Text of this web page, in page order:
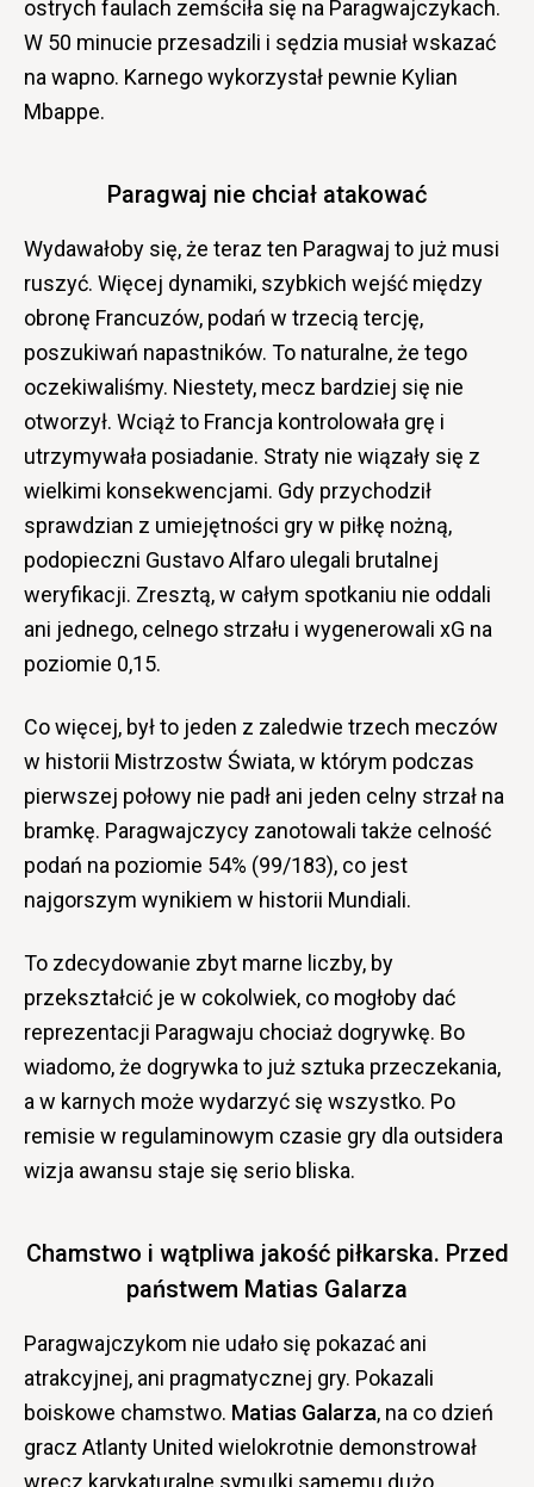
ostrych faulach zemściła się na Paragwajczykach.
W 50 minucie przesadzili i sędzia musiał wskazać
na wapno. Karnego wykorzystał pewnie Kylian
Mbappe.
Paragwaj nie chciał atakować
Wydawałoby się, że teraz ten Paragwaj to już musi
ruszyć. Więcej dynamiki, szybkich wejść między
obronę Francuzów, podań w trzecią tercję,
poszukiwań napastników. To naturalne, że tego
oczekiwaliśmy. Niestety, mecz bardziej się nie
otworzył. Wciąż to Francja kontrolowała grę i
utrzymywała posiadanie. Straty nie wiązały się z
wielkimi konsekwencjami. Gdy przychodził
sprawdzian z umiejętności gry w piłkę nożną,
podopieczni Gustavo Alfaro ulegali brutalnej
weryfikacji. Zresztą, w całym spotkaniu nie oddali
ani jednego, celnego strzału i wygenerowali xG na
poziomie 0,15.
Co więcej, był to jeden z zaledwie trzech meczów
w historii Mistrzostw Świata, w którym podczas
pierwszej połowy nie padł ani jeden celny strzał na
bramkę. Paragwajczycy zanotowali także celność
podań na poziomie 54% (99/183), co jest
najgorszym wynikiem w historii Mundiali.
To zdecydowanie zbyt marne liczby, by
przekształcić je w cokolwiek, co mogłoby dać
reprezentacji Paragwaju chociaż dogrywkę. Bo
wiadomo, że dogrywka to już sztuka przeczekania,
a w karnych może wydarzyć się wszystko. Po
remisie w regulaminowym czasie gry dla outsidera
wizja awansu staje się serio bliska.
Chamstwo i wątpliwa jakość piłkarska. Przed
państwem Matias Galarza
Paragwajczykom nie udało się pokazać ani
atrakcyjnej, ani pragmatycznej gry. Pokazali
boiskowe chamstwo. Matias Galarza, na co dzień
gracz Atlanty United wielokrotnie demonstrował